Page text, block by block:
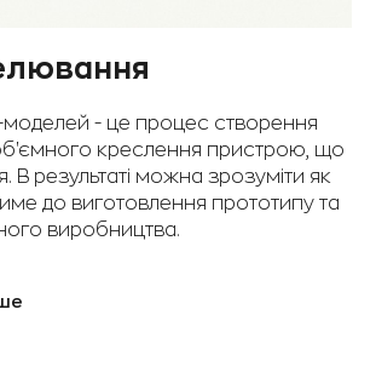
- це процес створення
креслення пристрою, що
В результаті можна зрозуміти як
до виготовлення прототипу та
виробництва.